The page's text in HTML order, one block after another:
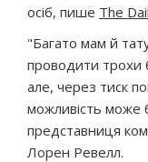
осіб, пише The
"Багато мам й
проводити трохи
але, через тиск
можливість може
представниця
Лорен Ревелл.